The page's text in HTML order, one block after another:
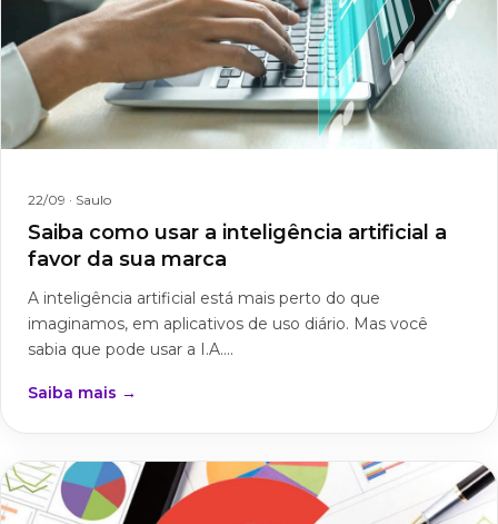
22/09 · Saulo
Saiba como usar a inteligência artificial a
favor da sua marca
A inteligência artificial está mais perto do que
imaginamos, em aplicativos de uso diário. Mas você
sabia que pode usar a I.A....
Saiba mais →